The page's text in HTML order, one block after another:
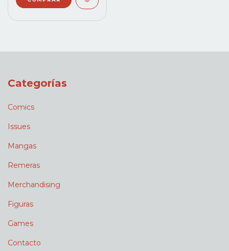
Categorías
Comics
Issues
Mangas
Remeras
Merchandising
Figuras
Games
Contacto